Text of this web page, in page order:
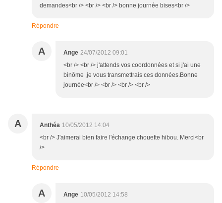
demandes<br /> <br /> <br /> bonne journée bises<br />
Répondre
A Ange 24/07/2012 09:01
<br /> <br /> j'attends vos coordonnées et si j'ai une
binôme ,je vous transmettrais ces données.Bonne
journée<br /> <br /> <br /> <br />
A Anthéa 10/05/2012 14:04
<br /> J'aimerai bien faire l'échange chouette hibou. Merci<br
/>
Répondre
A Ange 10/05/2012 14:58